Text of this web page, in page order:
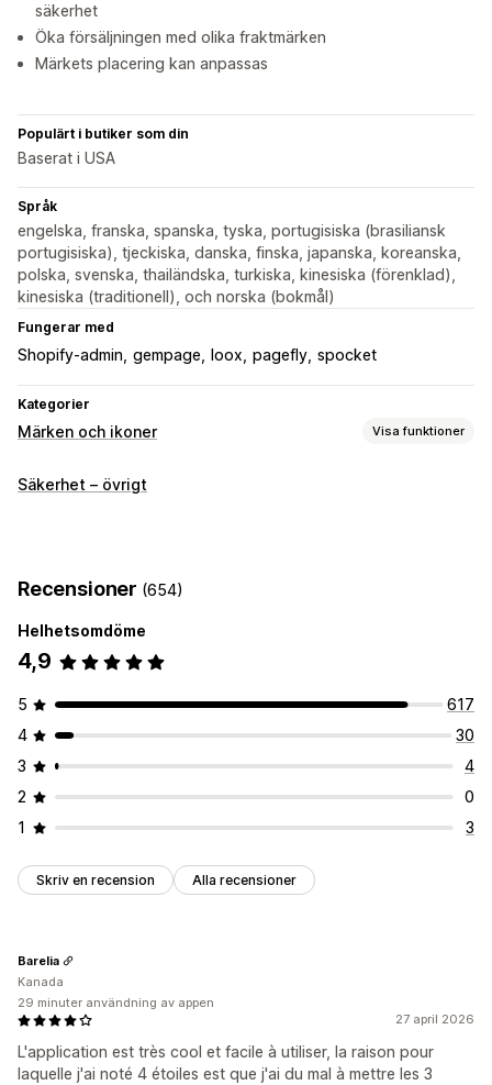
säkerhet
Öka försäljningen med olika fraktmärken
Märkets placering kan anpassas
Populärt i butiker som din
Baserat i USA
Språk
engelska, franska, spanska, tyska, portugisiska (brasiliansk
portugisiska), tjeckiska, danska, finska, japanska, koreanska,
polska, svenska, thailändska, turkiska, kinesiska (förenklad),
kinesiska (traditionell), och norska (bokmål)
Fungerar med
Shopify-admin gempage loox pagefly spocket
Kategorier
Märken och ikoner Visa funktioner
Ikontyp
Animeringar Bakgrunder
Teckensnitt Styling
Enhetsspecifik
Position av ikon
Automatisk position Anpassade sidor Startsida
Produktsidor
Säkerhet – övrigt
Recensioner (654)
Helhetsomdöme
4,9
5
617
4
30
3
4
2
0
1
3
Skriv en recension Alla recensioner
27 april 2026
L'application est très cool et facile à utiliser, la raison pour
laquelle j'ai noté 4 étoiles est que j'ai du mal à mettre les 3
Barelia
Kanada
29 minuter användning av appen